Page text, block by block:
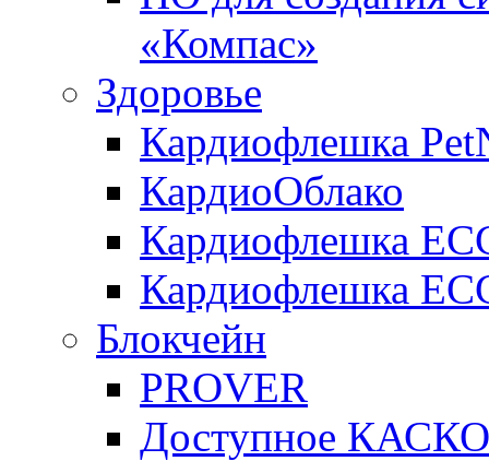
«Компас»
Здоровье
Кардиофлешка
КардиоОблако
Кардиофлешка
Кардиофлешка
Блокчейн
PROVER
Доступное КАСКО